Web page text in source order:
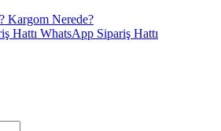
Kargom Nerede?
WhatsApp Sipariş Hattı